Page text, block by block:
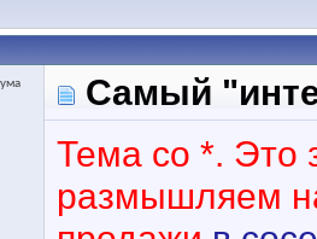
Самый
Тема со *. Это
размышляем